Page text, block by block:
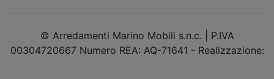
© Arredamenti Marino Mobili s.n.c. | P.IVA
00304720667 Numero REA: AQ-71641 - Realizzazione: